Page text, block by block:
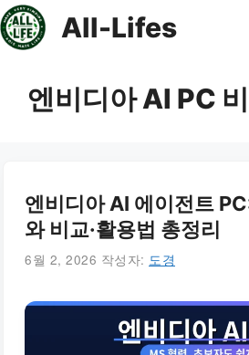
컨
텐
All-Lifes
엔비디아 AI PC
엔비디아 AI 에이전트
와 비교·활용법 총정리
6월 2, 2026 작성자: 도경